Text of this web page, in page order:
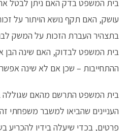
בית המשפט בדק האם ניתן לבטל
עושק, האם תקף נושא הויתור על
בתצהיר העברת הזכות על המשק
בית המשפט לבדוק, האם שינה הבן
ההתחייבות – שכן אם לא שינה
בית המשפט התרשם מהאם שגוללה
העניינים שהביאו למשבר משפחתי
פרטים, בכדי שיעלה בידיו להכריע